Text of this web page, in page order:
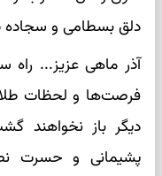
دلق بسطامی و سجاده
آذر ماهی عزیز...
فرصت‌ها و لحظات
دیگر باز نخواهند
پشیمانی و حسرت